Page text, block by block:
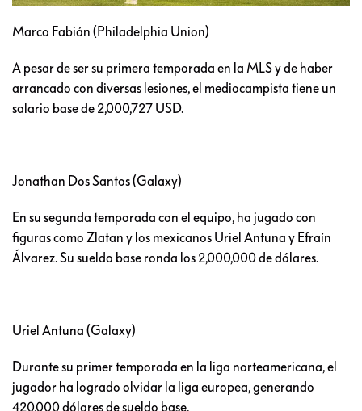
Marco Fabián (Philadelphia Union)
A pesar de ser su primera temporada en la MLS y de haber
arrancado con diversas lesiones, el mediocampista tiene un
salario base de 2,000,727 USD.
Jonathan Dos Santos (Galaxy)
En su segunda temporada con el equipo, ha jugado con
figuras como Zlatan y los mexicanos Uriel Antuna y Efraín
Álvarez. Su sueldo base ronda los 2,000,000 de dólares.
Uriel Antuna (Galaxy)
Durante su primer temporada en la liga norteamericana, el
jugador ha logrado olvidar la liga europea, generando
420,000 dólares de sueldo base.